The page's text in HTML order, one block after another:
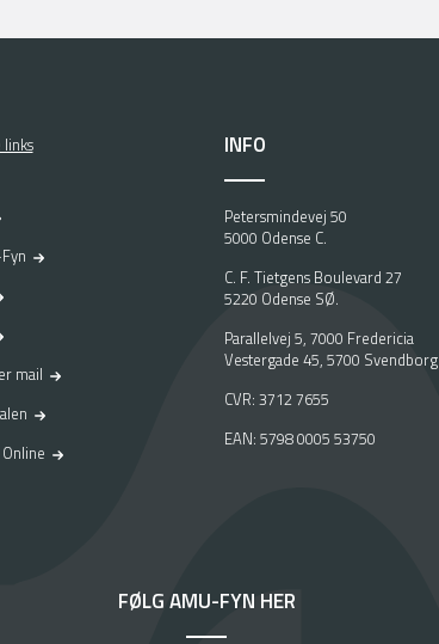
links
mail
INFO
Petersmindevej 50
5000 Odense C.
C. F. Tietgens Boulevard 27
5220 Odense SØ.
Parallelvej 5, 7000 Fredericia
Vestergade 45, 5700 Svendborg
CVR: 3712 7655
EAN: 5798 0005 53750
FØLG AMU-FYN HER